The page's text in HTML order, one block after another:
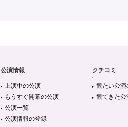
公演情報
上演中の公演
もうすぐ開幕の公演
公演一覧
公演情報の登録
クチコミ
観たい公演
観てきた公